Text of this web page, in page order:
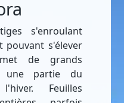
s'enroulant
s'élever
de grands
une partie du
Feuilles